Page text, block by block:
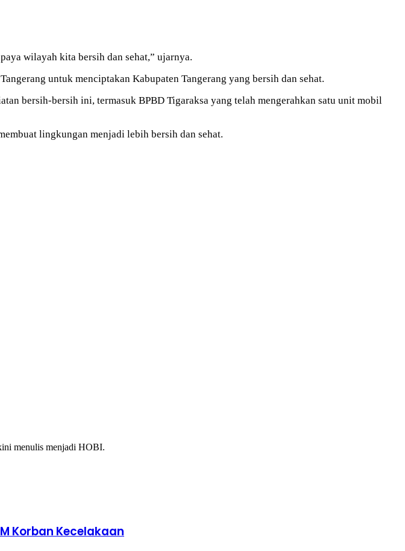
wilayah kita bersih dan sehat,” ujarnya.
untuk menciptakan Kabupaten Tangerang yang bersih dan sehat.
bersih-bersih ini, termasuk BPBD Tigaraksa yang telah mengerahkan satu unit mobil
lingkungan menjadi lebih bersih dan sehat.
menulis menjadi HOBI.
Korban Kecelakaan